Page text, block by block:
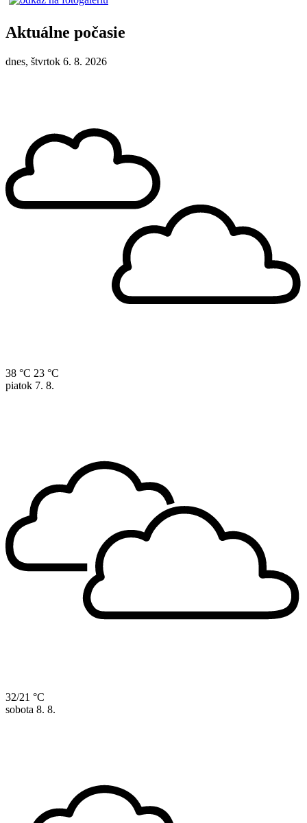
Aktuálne počasie
dnes, štvrtok 6. 8. 2026
38 °C 23 °C
piatok 7. 8.
32/21 °C
sobota 8. 8.